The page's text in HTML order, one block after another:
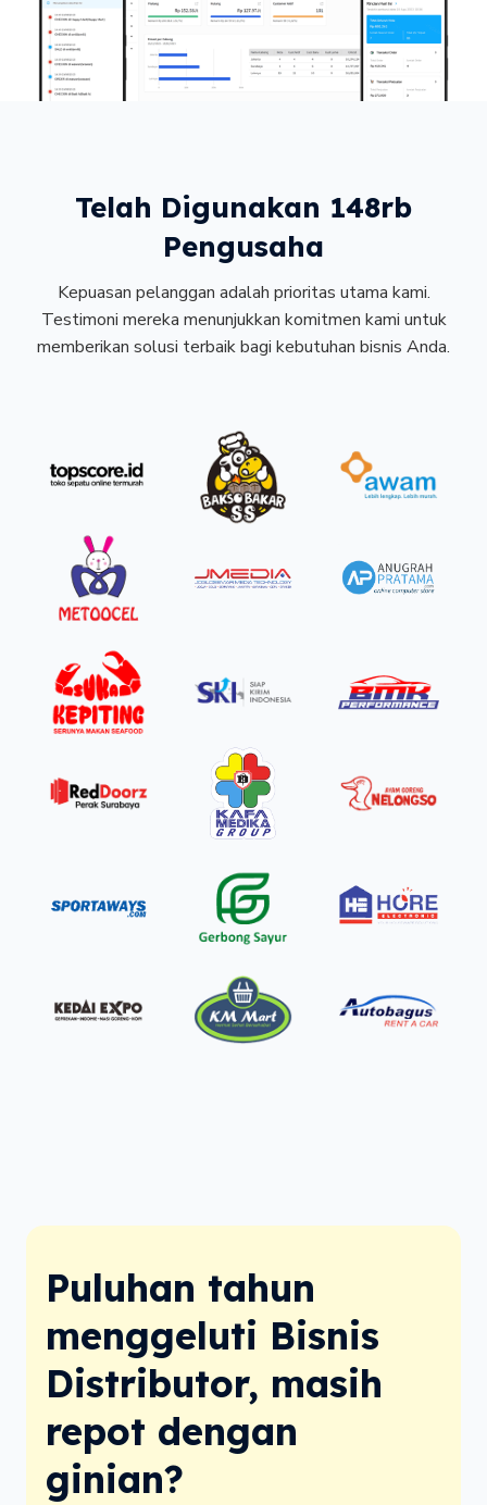
Telah Digunakan 148rb
Pengusaha
Kepuasan pelanggan adalah prioritas utama kami.
Testimoni mereka menunjukkan komitmen kami untuk
memberikan solusi terbaik bagi kebutuhan bisnis Anda.
Puluhan tahun
menggeluti Bisnis
Distributor, masih
repot dengan
ginian?